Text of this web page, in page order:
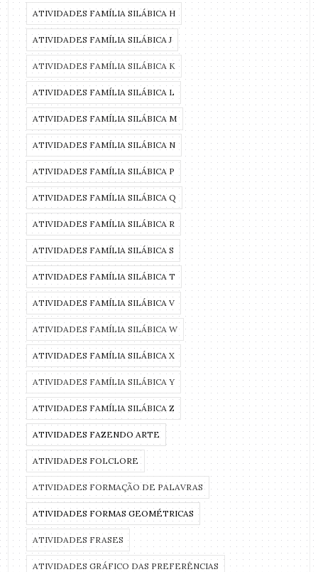
ATIVIDADES FAMÍLIA SILÁBICA H
ATIVIDADES FAMÍLIA SILÁBICA J
ATIVIDADES FAMÍLIA SILÁBICA K
ATIVIDADES FAMÍLIA SILÁBICA L
ATIVIDADES FAMÍLIA SILÁBICA M
ATIVIDADES FAMÍLIA SILÁBICA N
ATIVIDADES FAMÍLIA SILÁBICA P
ATIVIDADES FAMÍLIA SILÁBICA Q
ATIVIDADES FAMÍLIA SILÁBICA R
ATIVIDADES FAMÍLIA SILÁBICA S
ATIVIDADES FAMÍLIA SILÁBICA T
ATIVIDADES FAMÍLIA SILÁBICA V
ATIVIDADES FAMÍLIA SILÁBICA W
ATIVIDADES FAMÍLIA SILÁBICA X
ATIVIDADES FAMÍLIA SILÁBICA Y
ATIVIDADES FAMÍLIA SILÁBICA Z
ATIVIDADES FAZENDO ARTE
ATIVIDADES FOLCLORE
ATIVIDADES FORMAÇÃO DE PALAVRAS
ATIVIDADES FORMAS GEOMÉTRICAS
ATIVIDADES FRASES
ATIVIDADES GRÁFICO DAS PREFERÊNCIAS